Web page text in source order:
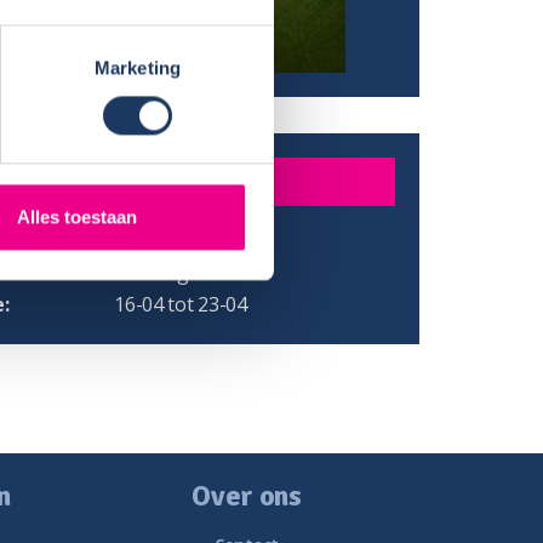
Marketing
Alles toestaan
Provincie: Beuningen
16-04 tot 23-04
Over ons